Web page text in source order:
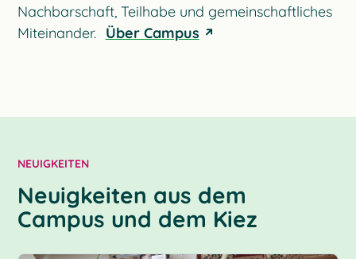
Nachbarschaft, Teilhabe und gemeinschaftliches
Miteinander. Über Campus
NEUIGKEITEN
Neuigkeiten aus dem
Campus und dem Kiez